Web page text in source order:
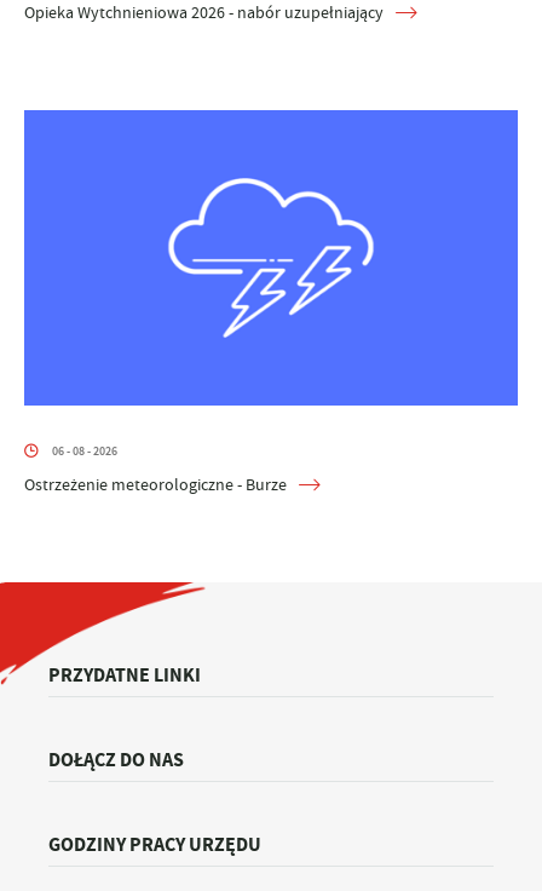
Opieka Wytchnieniowa 2026 - nabór uzupełniający
06 - 08 - 2026
Ostrzeżenie meteorologiczne - Burze
PRZYDATNE LINKI
DOŁĄCZ DO NAS
GODZINY PRACY URZĘDU